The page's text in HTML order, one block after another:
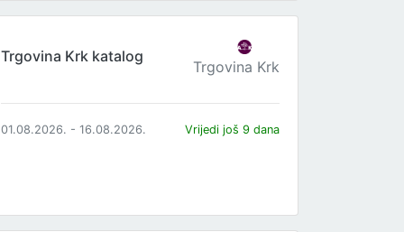
Trgovina Krk katalog
Trgovina Krk
01.08.2026. - 16.08.2026. Vrijedi još 9 dana